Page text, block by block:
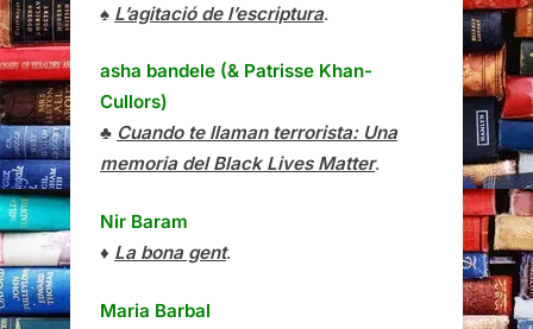
♠ L’agitació de l’escriptura.
asha bandele (& Patrisse Khan-
Cullors)
♣ Cuando te llaman terrorista: Una
memoria del Black Lives Matter.
Nir Baram
♦ La bona gent.
Maria Barbal